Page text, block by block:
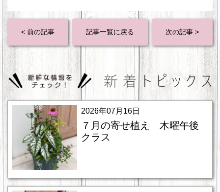
< 前の記事 記事一覧に戻る 次の記事 >
2026年07月16日
７月の寄せ植え 木曜午後
クラス